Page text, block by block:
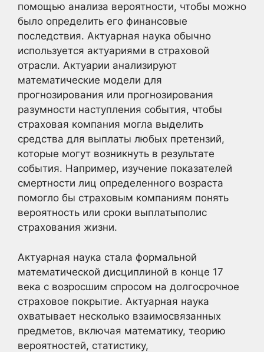
помощью анализа вероятности, чтобы можно
было определить его финансовые
последствия. Актуарная наука обычно
используется актуариями в страховой
отрасли. Актуарии анализируют
математические модели для
прогнозирования или прогнозирования
разумности наступления события, чтобы
страховая компания могла выделить
средства для выплаты любых претензий,
которые могут возникнуть в результате
события. Например, изучение показателей
смертности лиц определенного возраста
помогло бы страховым компаниям понять
вероятность или сроки выплатыполис
страхования жизни.
Актуарная наука стала формальной
математической дисциплиной в конце 17
века с возросшим спросом на долгосрочное
страховое покрытие. Актуарная наука
охватывает несколько взаимосвязанных
предметов, включая математику, теорию
вероятностей, статистику,